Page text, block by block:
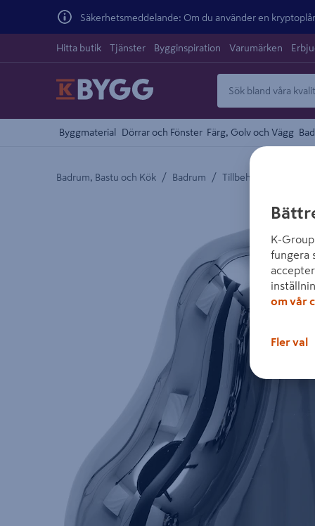
Säkerhetsmeddelande: Om du använder en
Hitta butik Tjänster Bygginspiration Varumärken
Byggmaterial Dörrar och Fönster Färg, Golv och Vägg
Badrum, Bastu och Kök / Badrum / Tillbehör Badrum
K-
fungera
om vår
Fler val